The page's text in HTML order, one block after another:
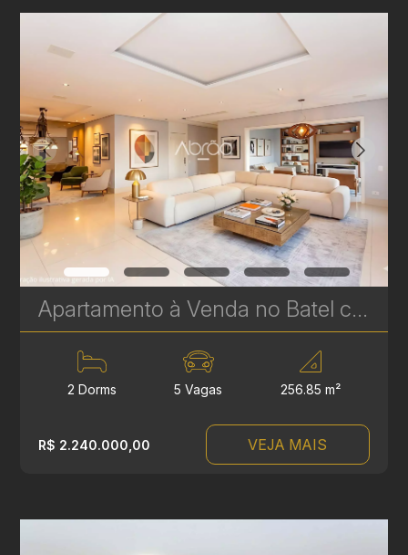
Apartamento à Venda no Batel com 2 Suítes – 256 m² | Sofisticação, Amplitude e Localização Premium | Ref 329
2 Dorms 5 Vagas 256.85 m²
R$ 2.240.000,00 VEJA MAIS